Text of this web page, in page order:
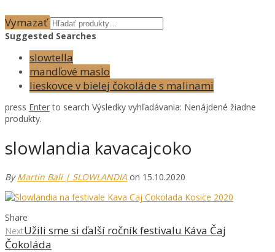
Vymazať
Suggested Searches
slowtella
mandľové maslo
lieskovce v bielej čokoláde s malinami
press Enterto search Výsledky vyhľadávania: Nenájdené žiadne
produkty.
slowlandia kavacajcoko
ByMartin Bali | SLOWLANDIA on 15.10.2020
Share
NextUžili sme si ďalší ročník festivalu Káva Čaj
Čokoláda